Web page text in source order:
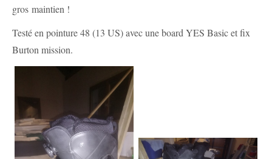
gros maintien !
Testé en pointure 48 (13 US) avec une board YES Basic et fix
Burton mission.